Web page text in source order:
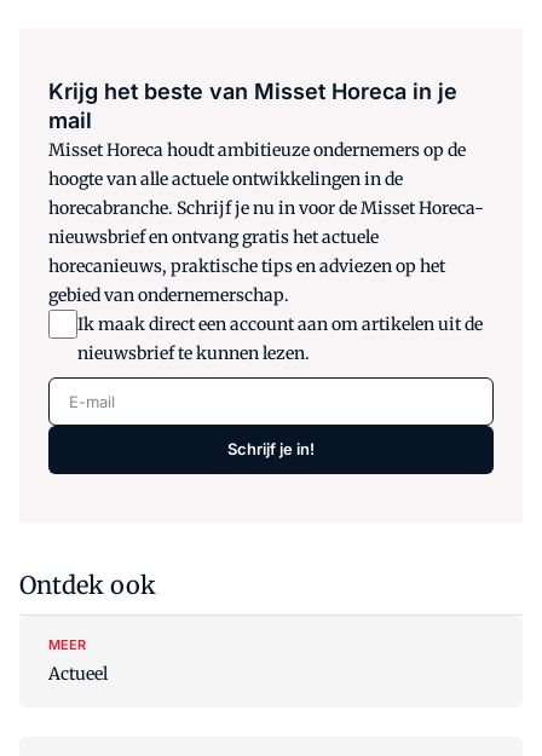
Krijg het beste van Misset Horeca in je
mail
Misset Horeca houdt ambitieuze ondernemers op de
hoogte van alle actuele ontwikkelingen in de
horecabranche. Schrijf je nu in voor de Misset Horeca-
nieuwsbrief en ontvang gratis het actuele
horecanieuws, praktische tips en adviezen op het
gebied van ondernemerschap.
Ik maak direct een account aan om artikelen uit de
nieuwsbrief te kunnen lezen.
E-mail
Schrijf je in!
Ontdek ook
MEER
Actueel